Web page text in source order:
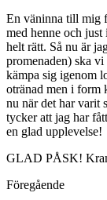
En väninna till mig
med henne och just
helt rätt. Så nu är
promenaden) ska
kämpa sig igenom
otränad men i form
nu när det har varit
tycker att jag har
en glad upplevelse!
GLAD PÅSK!
Föregående